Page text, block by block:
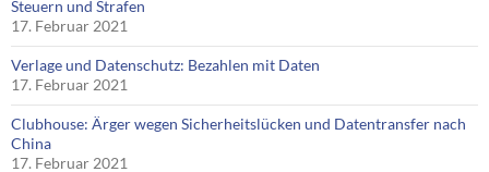
Steuern und Strafen
17. Februar 2021
Verlage und Datenschutz: Bezahlen mit Daten
17. Februar 2021
Clubhouse: Ärger wegen Sicherheitslücken und Datentransfer nach
China
17. Februar 2021